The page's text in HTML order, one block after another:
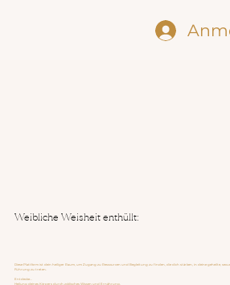
Weibliche Weisheit enthüllt:
Diese Plattform ist dein heiliger Raum, um Zugang zu Ressourcen und Begleitung zu finden, die dich stärken, in deine geheilte,
Führung zu treten.
Entdecke...
Heilung deines Körpers durch zyklisches Wissen und Ernährung,